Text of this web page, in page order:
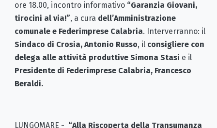
ore 18.00, incontro informativo “Garanzia Giovani,
tirocini al via!”, a cura dell’Amministrazione
comunale e Federimprese Calabria. Interverranno: il
Sindaco di Crosia, Antonio Russo, il consigliere con
delega alle attività produttive Simona Stasi e il
Presidente di Federimprese Calabria, Francesco
Beraldi.
LUNGOMARE - “Alla Riscoperta della Transumanza